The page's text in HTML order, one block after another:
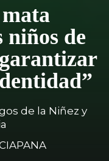
niños de
de la Niñez y